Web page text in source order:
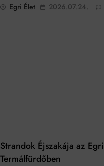
Egri Élet 2026.07.24.
Strandok Éjszakája az Egri
Termálfürdőben